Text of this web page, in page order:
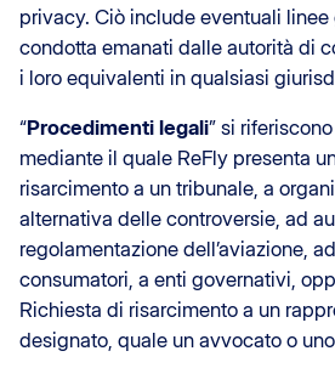
privacy. Ciò include eventuali
condotta emanati dalle autorità di
i loro equivalenti in qualsiasi
“Procedimenti legali” si
mediante il quale ReFly presenta
risarcimento a un tribunale, a
alternativa delle controversie, ad
regolamentazione dell’aviazione,
consumatori, a enti governativi,
Richiesta di risarcimento a un
designato, quale un avvocato o